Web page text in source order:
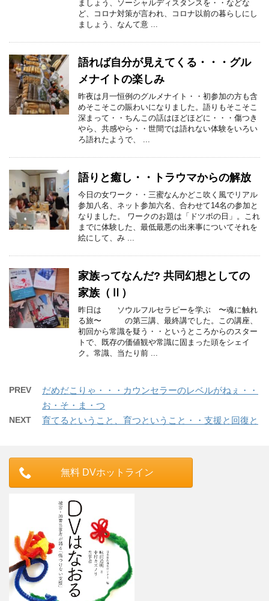
ましょう、ソーシャルディスタンスを・・などな
ど、コロナ対策が言われ、コロナ以前の暮らしにし
ましょう、なんて意 ...
語れば自分が見えてくる・・・グル
メナイトの楽しみ
昨夜は月一恒例のグルメナイト・・初参加の方も含
めそこそこの賑わいになりました。語りもそこそこ
深まって・・ちんこの話はほどほどに・・・傷つき
やら、共感やら・・世間では語れない体験をいろい
ろ語れたようで、 ...
語りと癒し・・トラウマからの解放
今日の女ワーク・・三蜜なんかどこ吹く風でリアル
参加八名、ネット参加六名、合わせて14名の参加と
なりました。 ワークのお題は「ドツボの日」。これ
までに体験した、最低最悪の出来事についてそれを
絵にして、み ...
家族ってなんだ? 共同幻想としての
家族（Ⅱ）
昨日は ソウルフルセラピーを学ぶ 〜魂に触れ
る旅〜 の第三講、最終講でした。この講座、
初回から常識を疑う・・というところからのスター
トで、既存の価値観や常識に固まった頭をシェイ
ク。常識、当たり前 ...
PREV
だめだこりゃ・・・カウンセラーのレベルがねぇ・・
お・そ・ま・つ
NEXT 育てるということ、育つということ・・支援と回復と
無料 DVホットライン